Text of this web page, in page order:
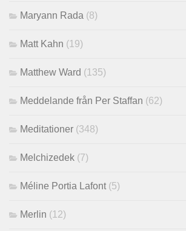
Maryann Rada (8)
Matt Kahn (19)
Matthew Ward (135)
Meddelande från Per Staffan (62)
Meditationer (348)
Melchizedek (7)
Méline Portia Lafont (5)
Merlin (12)